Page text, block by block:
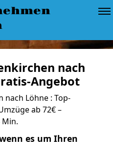
nach
Angebot
nach Löhne : Top-
ab 72€ –
Min.
es um Ihren